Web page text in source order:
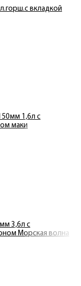
вкладкой
1,6л с
маки
3,6л с
Морская волна